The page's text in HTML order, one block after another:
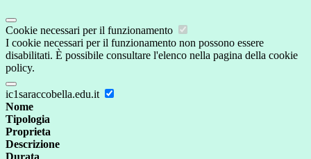
Cookie necessari per il funzionamento
I cookie necessari per il funzionamento non possono essere
disabilitati. È possibile consultare l'elenco nella pagina della cookie
policy.
ic1saraccobella.edu.it
Nome
Tipologia
Proprieta
Descrizione